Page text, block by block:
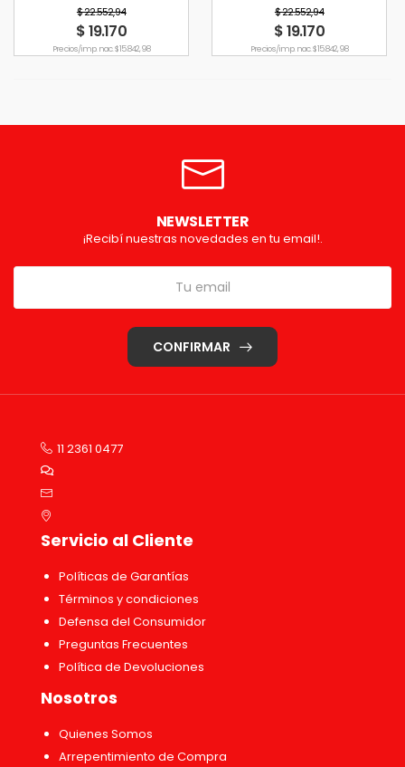
CLARA
$ 22.552,94
$ 19.170
Precio s/imp. nac. $ 15.842,98
OSCURA
$ 22.552,94
$ 19.170
Precio s/imp. nac. $ 15.842,98
NEWSLETTER
¡Recibí nuestras novedades en tu email!.
CONFIRMAR
11 2361 0477
Servicio al Cliente
Políticas de Garantías
Términos y condiciones
Defensa del Consumidor
Preguntas Frecuentes
Política de Devoluciones
Nosotros
Quienes Somos
Arrepentimiento de Compra